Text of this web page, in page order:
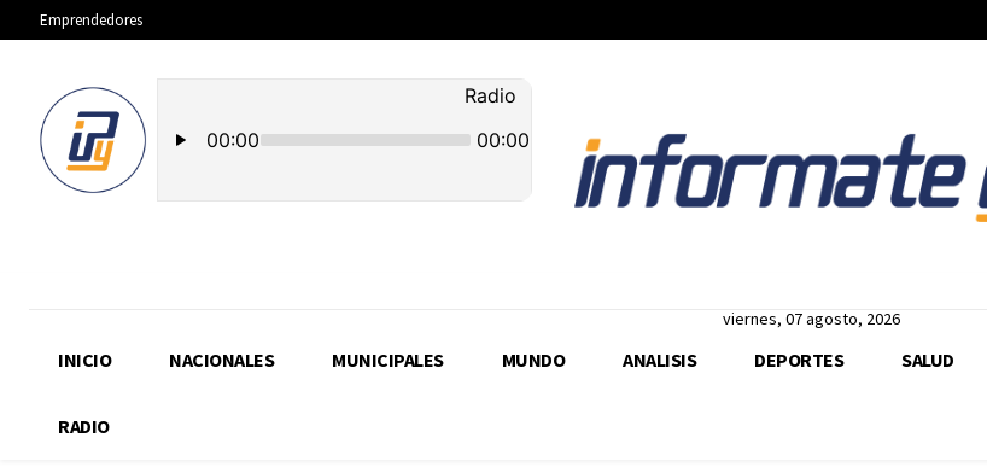
Emprendedores
viernes, 07 agosto, 2026
INICIO NACIONALES MUNICIPALES MUNDO ANALISIS DEPORTES SALUD
RADIO